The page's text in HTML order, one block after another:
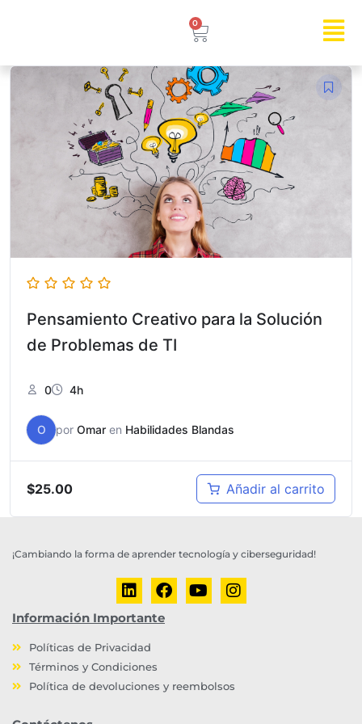
0
Pensamiento Creativo para la Solución
de Problemas de TI
0 4h
O por Omar en Habilidades Blandas
$25.00 Añadir al carrito
¡Cambiando la forma de aprender tecnología y ciberseguridad!
Información Importante
Políticas de Privacidad
Términos y Condiciones
Política de devoluciones y reembolsos